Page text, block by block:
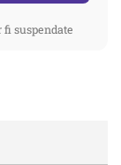
suspendate